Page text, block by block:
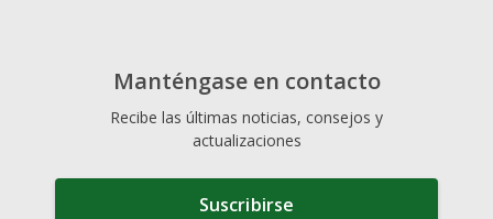
Manténgase en contacto
Recibe las últimas noticias, consejos y
actualizaciones
Suscribirse